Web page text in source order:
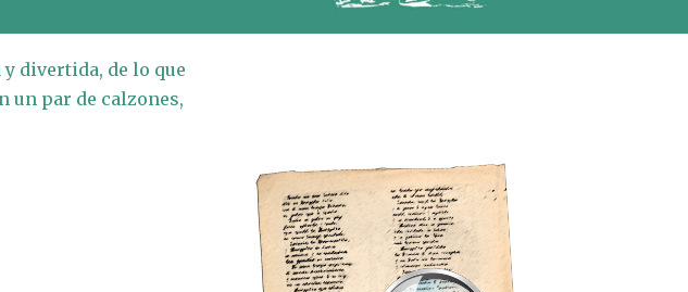
divertida, de lo que
un par de calzones,